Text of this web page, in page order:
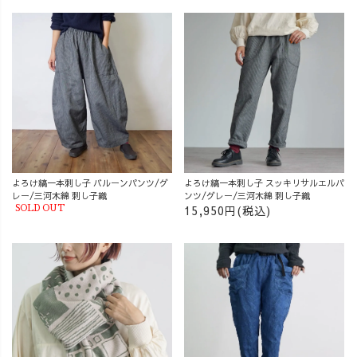
よろけ縞一本刺し子 バルーンパンツ/グ
レー/三河木綿 刺し子織
SOLD OUT
よろけ縞一本刺し子 スッキリサルエルパ
ンツ/グレー/三河木綿 刺し子織
15,950円(税込)